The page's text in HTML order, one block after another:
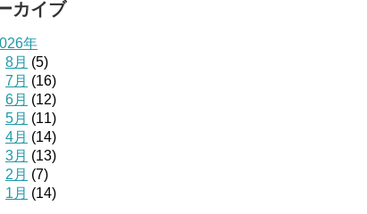
カイブ
年
8月 (5)
7月 (16)
6月 (12)
5月 (11)
4月 (14)
3月 (13)
2月 (7)
1月 (14)